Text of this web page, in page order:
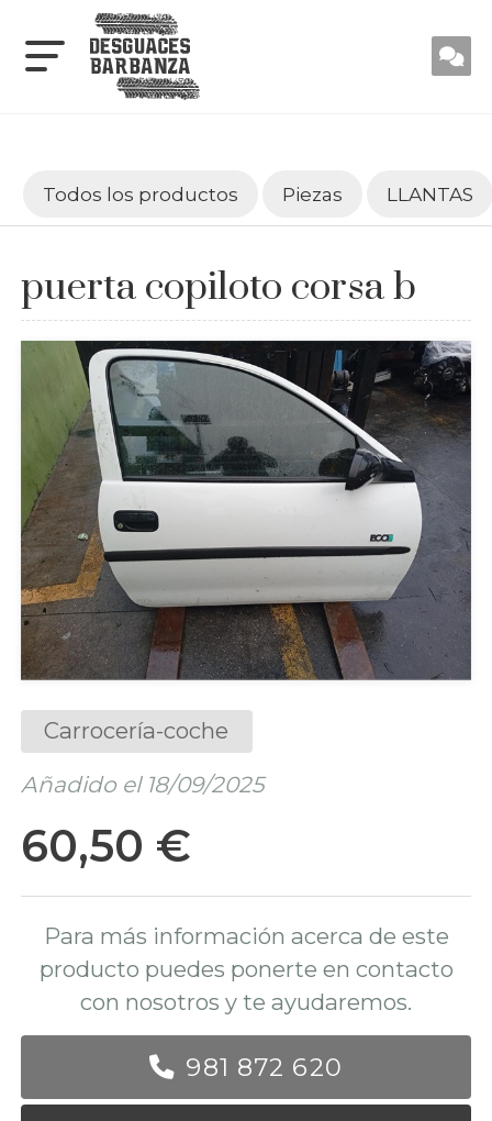
Todos los productos Piezas LLANTAS
puerta copiloto corsa b
Carrocería-coche
Añadido el 18/09/2025
60,50 €
Para más información acerca de este
producto puedes ponerte en contacto
con nosotros y te ayudaremos.
981 872 620